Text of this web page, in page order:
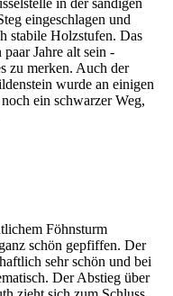
eingeschlagen und
stabile Holzstufen. Das
Jahre alt sein -
zu merken. Auch der
wurde an einigen
ein schwarzer Weg,
Föhnsturm
schön gepfiffen. Der
sehr schön und bei
Der Abstieg über